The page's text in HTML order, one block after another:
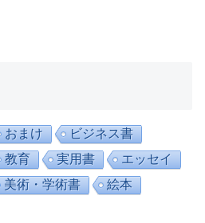
おまけ
ビジネス書
教育 実用書
エッセイ
美術・学術書
絵本